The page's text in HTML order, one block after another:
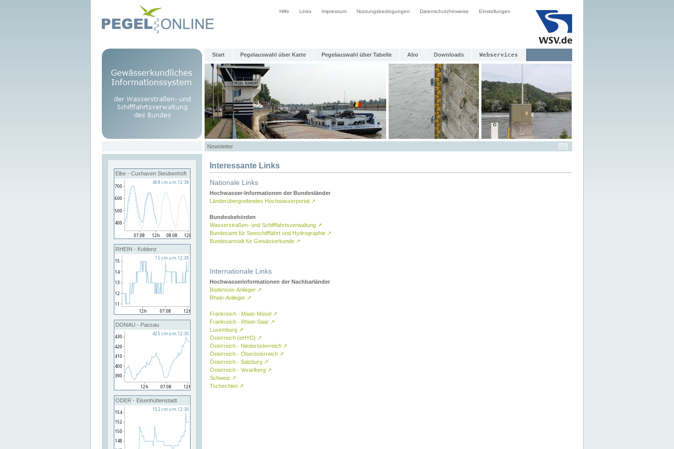
Hilfe Links Impressum Nutzungsbedingungen Datenschutzhinweise Einstellungen
Start Pegelauswahl über Karte Pegelauswahl über Tabelle Abo Downloads Webservices
Newsletter
Elbe - Cuxhaven Steubenhöft
RHEIN - Koblenz
DONAU - Passau
ODER - Eisenhüttenstadt
Interessante Links
Nationale Links
Hochwasser-Informationen der Bundesländer
Länderübergreifendes Hochwasserportal ↗
Bundesbehörden
Wasserstraßen- und Schifffahrtsverwaltung ↗
Bundesamt für Seeschifffahrt und Hydrographie ↗
Bundesanstalt für Gewässerkunde ↗
Internationale Links
Hochwasserinformationen der Nachbarländer
Bodensee-Anlieger ↗
Rhein-Anlieger ↗
Frankreich - Maas-Mosel ↗
Frankreich - Rhein-Saar ↗
Luxemburg ↗
Österreich (eHYD) ↗
Österreich - Niederösterreich ↗
Österreich - Oberösterreich ↗
Österreich - Salzburg ↗
Österreich - Vorarlberg ↗
Schweiz ↗
Tschechien ↗